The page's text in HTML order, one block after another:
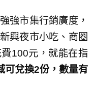
強市集行銷廣度，
興夜市小吃、商圈
100元，就能在指
可兌換2份，數量有